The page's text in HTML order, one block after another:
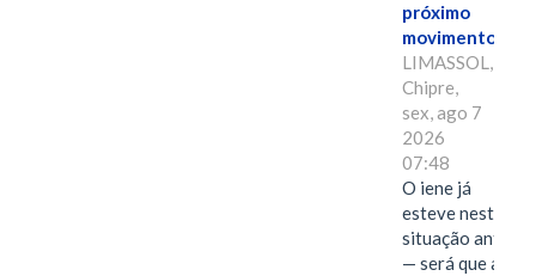
próximo
movimento.
LIMASSOL,
Chipre,
sex, ago 7
2026
07:48
O iene já
esteve nesta
situação antes
— será que a